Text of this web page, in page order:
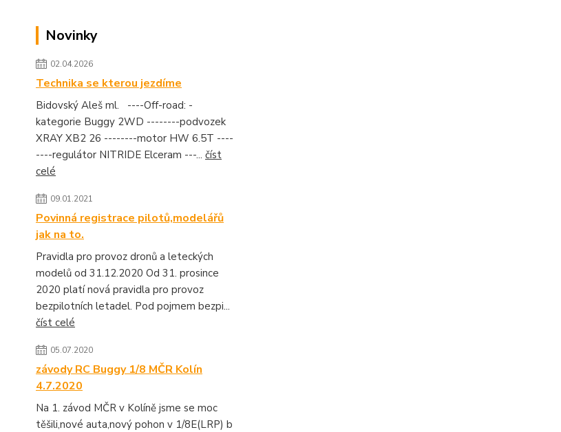
Novinky
02.04.2026
Technika se kterou jezdíme
Bidovský Aleš ml. ----Off-road: -
kategorie Buggy 2WD --------podvozek
XRAY XB2 26 --------motor HW 6.5T ----
----regulátor NITRIDE Elceram ---... číst
celé
09.01.2021
Povinná registrace pilotů,modelářů
jak na to.
Pravidla pro provoz dronů a leteckých
modelů od 31.12.2020 Od 31. prosince
2020 platí nová pravidla pro provoz
bezpilotních letadel. Pod pojmem bezpi...
číst celé
05.07.2020
závody RC Buggy 1/8 MČR Kolín
4.7.2020
Na 1. závod MČR v Kolíně jsme se moc
těšili,nové auta,nový pohon v 1/8E(LRP) b